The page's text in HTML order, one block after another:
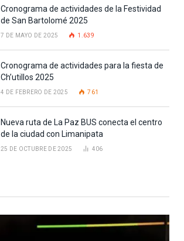
Cronograma de actividades de la Festividad
de San Bartolomé 2025
7 DE MAYO DE 2025 1.639
Cronograma de actividades para la fiesta de
Ch’utillos 2025
4 DE FEBRERO DE 2025 761
Nueva ruta de La Paz BUS conecta el centro
de la ciudad con Limanipata
25 DE OCTUBRE DE 2025 406